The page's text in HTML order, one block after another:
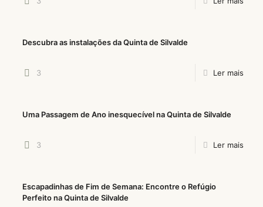
Descubra as instalações da Quinta de Silvalde
3 Ler mais
Uma Passagem de Ano inesquecível na Quinta de Silvalde
3 Ler mais
Escapadinhas de Fim de Semana: Encontre o Refúgio
Perfeito na Quinta de Silvalde